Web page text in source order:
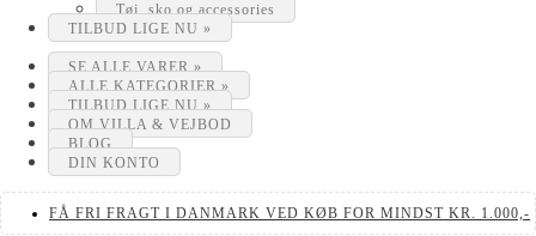
Tøj, sko og accessories
TILBUD LIGE NU »
SE ALLE VARER »
ALLE KATEGORIER »
TILBUD LIGE NU »
OM VILLA & VEJBOD
BLOG
DIN KONTO
FÅ FRI FRAGT I DANMARK VED KØB FOR MINDST KR. 1.000,-